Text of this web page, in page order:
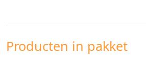
Producten in pakket